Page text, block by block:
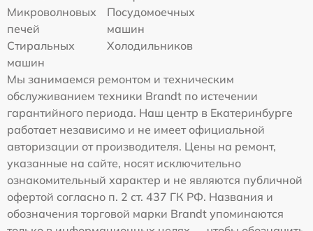
Микроволновых
печей
Посудомоечных
машин
Стиральных
машин
Холодильников
Мы занимаемся ремонтом и техническим
обслуживанием техники Brandt по истечении
гарантийного периода. Наш центр в Екатеринбурге
работает независимо и не имеет официальной
авторизации от производителя. Цены на ремонт,
указанные на сайте, носят исключительно
ознакомительный характер и не являются публичной
офертой согласно п. 2 ст. 437 ГК РФ. Названия и
обозначения торговой марки Brandt упоминаются